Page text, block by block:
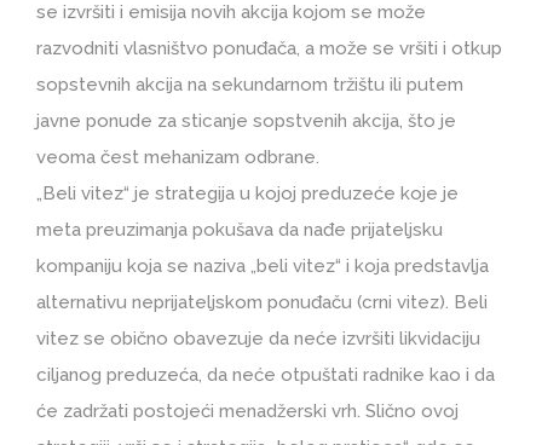
se izvršiti i emisija novih akcija kojom se može
razvodniti vlasništvo ponuđača, a može se vršiti i otkup
sopstevnih akcija na sekundarnom tržištu ili putem
javne ponude za sticanje sopstvenih akcija, što je
veoma čest mehanizam odbrane.
„Beli vitez“ je strategija u kojoj preduzeće koje je
meta preuzimanja pokušava da nađe prijateljsku
kompaniju koja se naziva „beli vitez“ i koja predstavlja
alternativu neprijateljskom ponuđaču (crni vitez). Beli
vitez se obično obavezuje da neće izvršiti likvidaciju
ciljanog preduzeća, da neće otpuštati radnike kao i da
će zadržati postojeći menadžerski vrh. Slično ovoj